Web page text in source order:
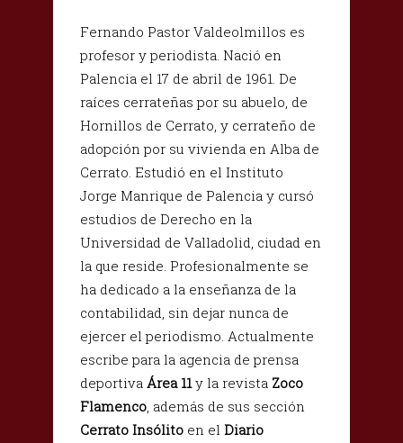
Fernando Pastor Valdeolmillos es
profesor y periodista. Nació en
Palencia el 17 de abril de 1961. De
raíces cerrateñas por su abuelo, de
Hornillos de Cerrato, y cerrateño de
adopción por su vivienda en Alba de
Cerrato. Estudió en el Instituto
Jorge Manrique de Palencia y cursó
estudios de Derecho en la
Universidad de Valladolid, ciudad en
la que reside. Profesionalmente se
ha dedicado a la enseñanza de la
contabilidad, sin dejar nunca de
ejercer el periodismo. Actualmente
escribe para la agencia de prensa
deportiva Área 11y la revista Zoco
Flamenco, además de sus sección
Cerrato Insólito en el Diario